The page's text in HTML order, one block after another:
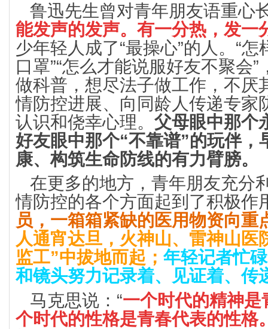
鲁迅先生曾对青年朋友语重心
能发声的发声。有一分热，发一
少年轻人成了“最操心”的人。“
口罩”“怎么才能说服好友不聚会
做科普，想尽法子做工作，不厌
情防控进展、向同龄人传递专家
认识和侥幸心理。 父母眼中那个
好友眼中那个“不靠谱”的玩伴，
康、构筑生命防线的有力臂膀。
在更多的地方，青年朋友充分
情防控的各个方面起到了积极作
员，一箱箱紧缺的医用物资向重
人通宵达旦，火神山、雷神山医
监工”中拔地而起； 年轻记者忙
和镜头努力记录着、见证着、传
马克思说：“一个时代的精神
个时代的性格是青春代表的性格